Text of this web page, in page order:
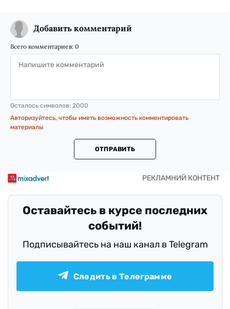
Добавить комментарий
Всего комментариев: 0
Осталось символов: 2000
Авторизуйтесь, чтобы иметь возможность комментировать
материалы
ОТПРАВИТЬ
Оставайтесь в курсе последних
событий!
Подписывайтесь на наш канал в Telegram
Следить в Телеграмме